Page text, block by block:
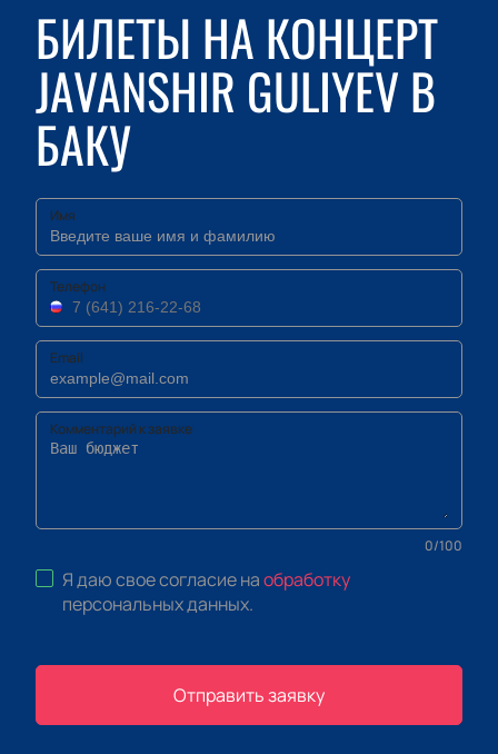
БИЛЕТЫ НА КОНЦЕРТ
JAVANSHIR GULIYEV В
БАКУ
Имя
Телефон
Email
Комментарий к заявке
0/100
Я даю свое согласие наобработку
персональных данных.
Отправить заявку